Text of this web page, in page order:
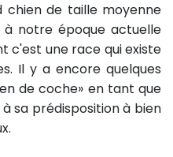
de taille moyenne
notre époque actuelle
c'est une race qui existe
Il y a encore quelques
de coche» en tant que
sa prédisposition à bien